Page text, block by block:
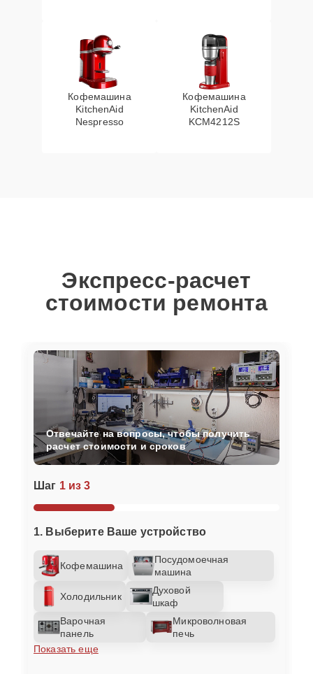
Кофемашина
KitchenAid
Nespresso
Кофемашина
KitchenAid
KCM4212S
Экспресс-расчет
стоимости ремонта
Шаг 1 из 3
1. Выберите Ваше устройство
Кофемашина
Посудомоечная
машина
Холодильник
Духовой
шкаф
Варочная
панель
Микроволновая
печь
Показать еще
Отвечайте на вопросы, чтобы получить
расчет стоимости и сроков